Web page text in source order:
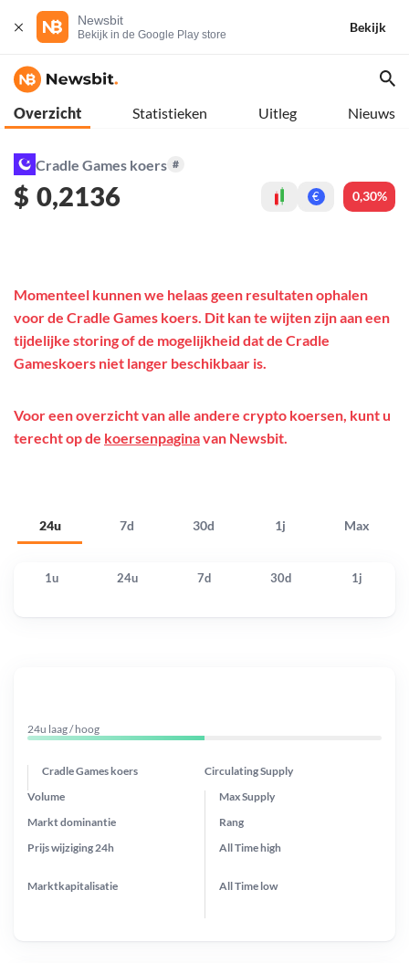
Newsbit
Bekijk in de Google Play store
Bekijk
Overzicht Statistieken Uitleg Nieuws
Cradle Games koers #
$ 0,2136 € 0,30%
24u 7d 30d 1j Max
Momenteel kunnen we helaas geen resultaten ophalen
voor de Cradle Games koers. Dit kan te wijten zijn aan een
tijdelijke storing of de mogelijkheid dat de Cradle
Gameskoers niet langer beschikbaar is.
Voor een overzicht van alle andere crypto koersen, kunt u
terecht op de koersenpaginavan Newsbit.
1u 24u 7d 30d 1j
24u laag / hoog
Cradle Games koers Circulating Supply
Prijs wijziging 24h
Max Supply
Markt dominantie
Marktkapitalisatie
Volume
Rang
All Timehigh
All Time low